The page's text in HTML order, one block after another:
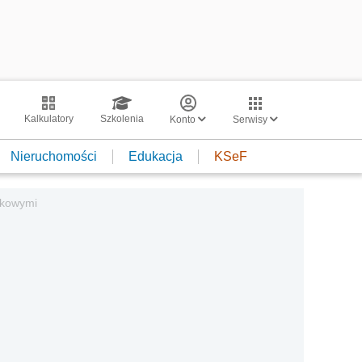
Kalkulatory Szkolenia Konto Serwisy
Nieruchomości Edukacja KSeF